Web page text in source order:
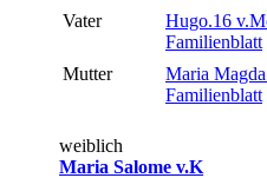
Vater
Hugo.16
Familienblatt
Mutter
Maria
Familienblatt
weiblich
Maria Salome v.K